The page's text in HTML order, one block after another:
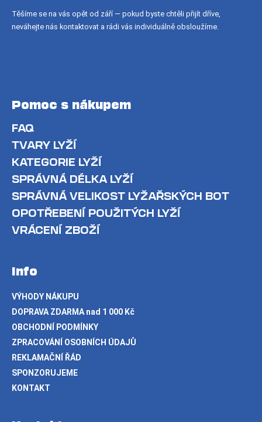
Těšíme se na vás opět od září — pokud byste chtěli přijít dříve,
neváhejte nás kontaktovat a rádi vás individuálně obsloužíme.
Pomoc s nákupem
FAQ
TVARY LYŽÍ
KATEGORIE LYŽÍ
SPRÁVNÁ DÉLKA LYŽÍ
SPRÁVNÁ VELIKOST LYŽAŘSKÝCH BOT
OPOTŘEBENÍ POUŽITÝCH LYŽÍ
VRÁCENÍ ZBOŽÍ
Info
VÝHODY NÁKUPU
DOPRAVA ZDARMA nad 1 000 Kč
OBCHODNÍ PODMÍNKY
ZPRACOVÁNÍ OSOBNÍCH ÚDAJŮ
REKLAMAČNÍ ŘÁD
SPONZORUJEME
KONTAKT